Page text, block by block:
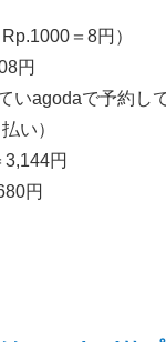
＝8円）
円
いagodaで予約し
い）
円
円